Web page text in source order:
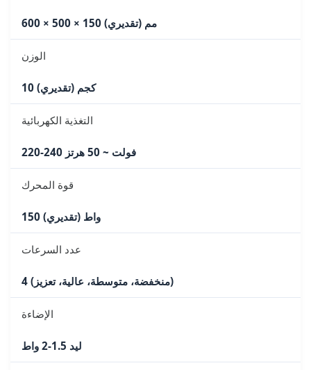
600 × 500 × 150 مم (تقديري)
الوزن
10 كجم (تقديري)
التغذية الكهربائية
220-240 فولت ~ 50 هرتز
قوة المحرك
150 واط (تقديري)
عدد السرعات
4 (منخفضة، متوسطة، عالية، تعزيز)
الإضاءة
ليد 1.5-2 واط